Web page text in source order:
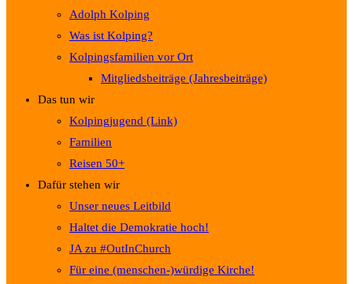
Adolph Kolping
Was ist Kolping?
Kolpingsfamilien vor Ort
Mitgliedsbeiträge (Jahresbeiträge)
Das tun wir
Kolpingjugend (Link)
Familien
Reisen 50+
Dafür stehen wir
Unser neues Leitbild
Haltet die Demokratie hoch!
JA zu #OutInChurch
Für eine (menschen-)würdige Kirche!